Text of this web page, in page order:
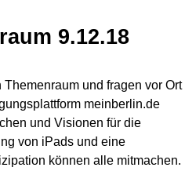
9.12.18
und fragen vor Ort
meinberlin.de
und Visionen für die
von iPads und eine
können alle mitmachen.